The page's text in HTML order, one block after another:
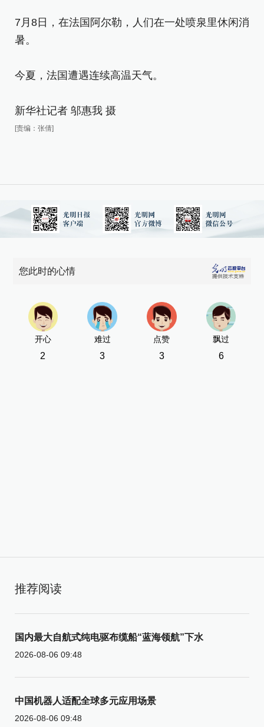
7月8日，在法国阿尔勒，人们在一处喷泉里休闲消
暑。
今夏，法国遭遇连续高温天气。
新华社记者 邬惠我 摄
[责编：张倩]
您此时的心情
开心
2
难过
3
点赞
3
飘过
6
推荐阅读
国内最大自航式纯电驱布缆船“蓝海领航”下水
2026-08-06 09:48
中国机器人适配全球多元应用场景
2026-08-06 09:48